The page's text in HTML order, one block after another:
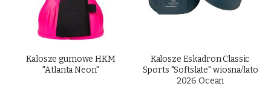
Kalosze gumowe HKM
"Atlanta Neon"
Kalosze Eskadron Classic
Sports "Softslate" wiosna/lato
2026 Ocean